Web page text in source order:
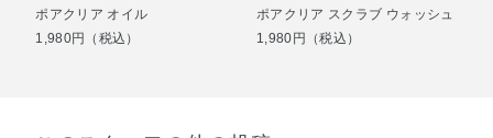
ポアクリア オイル
1,980円（税込）
ポアクリア スクラブ ウォッシュ
1,980円（税込）